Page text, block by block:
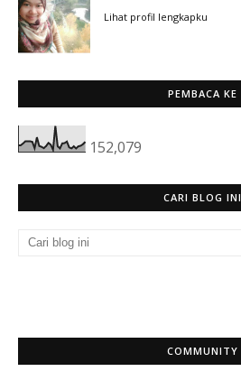
Lihat profil lengkapku
PEMBACA KE
152,079
CARI BLOG INI
COMMUNITY